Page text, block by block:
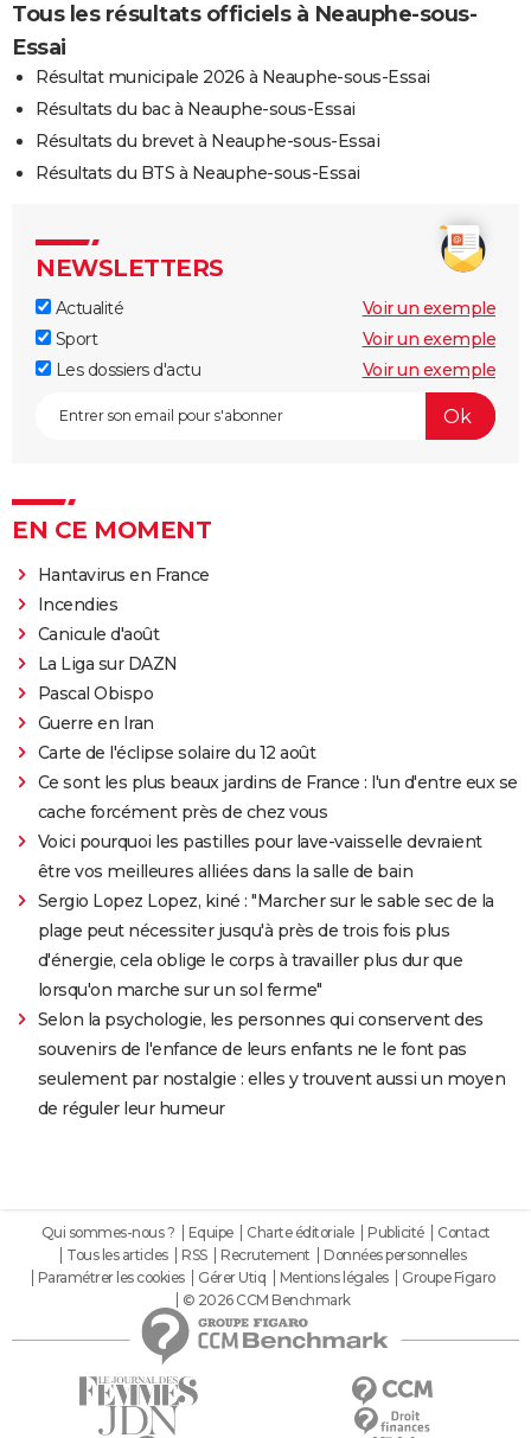
Tous les résultats officiels à Neauphe-sous-
Essai
Résultat municipale 2026 à Neauphe-sous-Essai
Résultats du bac à Neauphe-sous-Essai
Résultats du brevet à Neauphe-sous-Essai
Résultats du BTS à Neauphe-sous-Essai
NEWSLETTERS
Actualité
Voir un exemple
Sport
Voir un exemple
Les dossiers d'actu
Voir un exemple
EN CE MOMENT
Hantavirus en France
Incendies
Canicule d'août
La Liga sur DAZN
Pascal Obispo
Guerre en Iran
Carte de l'éclipse solaire du 12 août
Ce sont les plus beaux jardins de France : l'un d'entre eux se
cache forcément près de chez vous
Voici pourquoi les pastilles pour lave-vaisselle devraient
être vos meilleures alliées dans la salle de bain
Sergio Lopez Lopez, kiné : "Marcher sur le sable sec de la
plage peut nécessiter jusqu'à près de trois fois plus
d'énergie, cela oblige le corps à travailler plus dur que
lorsqu'on marche sur un sol ferme"
Selon la psychologie, les personnes qui conservent des
souvenirs de l'enfance de leurs enfants ne le font pas
seulement par nostalgie : elles y trouvent aussi un moyen
de réguler leur humeur
Qui sommes-nous ? Equipe Charte éditoriale Publicité
Contact
Tous les articles
RSS Recrutement
Données personnelles
Paramétrer les cookies
Gérer Utiq Mentions légales
Groupe Figaro
© 2026 CCM Benchmark